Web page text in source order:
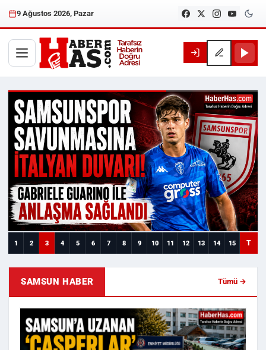
9 Ağustos 2026, Pazar
Haberhas — Samsun Son
1 2 3 4 5 6 7 8 9 10 11 12 13 14 15 T
SAMSUN HABER Tümü →